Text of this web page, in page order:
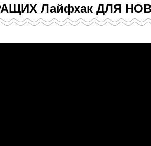
Лайфхак ДЛЯ